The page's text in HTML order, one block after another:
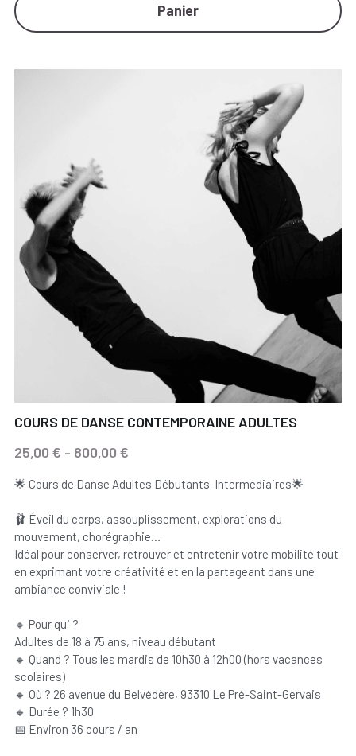
Panier
COURS DE DANSE CONTEMPORAINE ADULTES
25,00 € - 800,00 €
🌟 Cours de Danse Adultes Débutants-Intermédiaires🌟
🩰 Éveil du corps, assouplissement, explorations du
mouvement, chorégraphie…
Idéal pour conserver, retrouver et entretenir votre mobilité tout
en exprimant votre créativité et en la partageant dans une
ambiance conviviale !
🔸 Pour qui ?
Adultes de 18 à 75 ans, niveau débutant
🔸 Quand ? Tous les mardis de 10h30 à 12h00 (hors vacances
scolaires)
🔸 Où ? 26 avenue du Belvédère, 93310 Le Pré-Saint-Gervais
🔸 Durée ? 1h30
📅 Environ 36 cours / an